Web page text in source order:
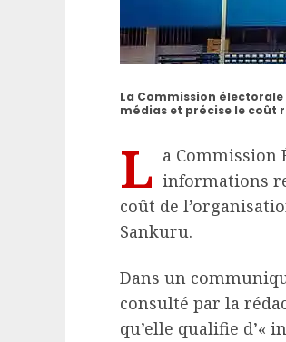
La Commission
médias et précise le coût
L a Commission
informations
coût de
Sankuru.
Dans un
consulté par la
qu’elle qualifie d’«